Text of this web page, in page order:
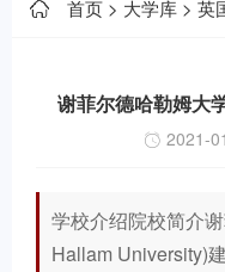
首页 > 大学库 > 英
谢菲尔德哈勒姆大
2021-
学校介绍院校简介
Hallam University)